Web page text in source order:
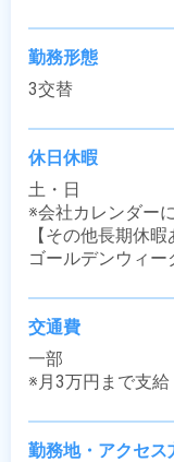
勤務形態
3交替
休日休暇
土・日
※会社カレンダー
【その他長期休暇
ゴールデンウィ
交通費
一部
※月3万円まで支給
勤務地・アクセス